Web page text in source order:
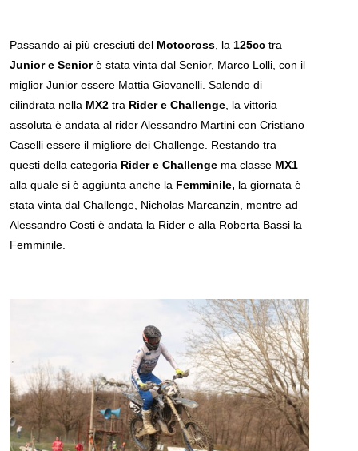
Passando ai più cresciuti del Motocross , la 125cc tra
Junior e Seniorè stata vinta dal Senior, Marco Lolli, con il
miglior Junior essere Mattia Giovanelli. Salendo di
cilindrata nella MX2 tra Rider e Challenge , la vittoria
assoluta è andata al rider Alessandro Martini con Cristiano
Caselli essere il migliore dei Challenge. Restando tra
questi della categoria Rider e Challenge ma classe MX1
alla quale si è aggiunta anche la Femminile, la giornata è
stata vinta dal Challenge, Nicholas Marcanzin, mentre ad
Alessandro Costi è andata la Rider e alla Roberta Bassi la
Femminile.